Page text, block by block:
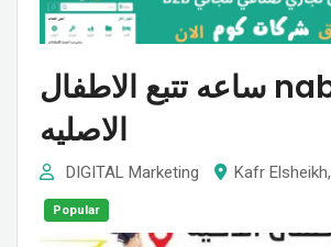
ساعه تتبع الاطفال nabi النسخه
الاصليه
DIGITAL Marketing Kafr Elsheikh,
Popular